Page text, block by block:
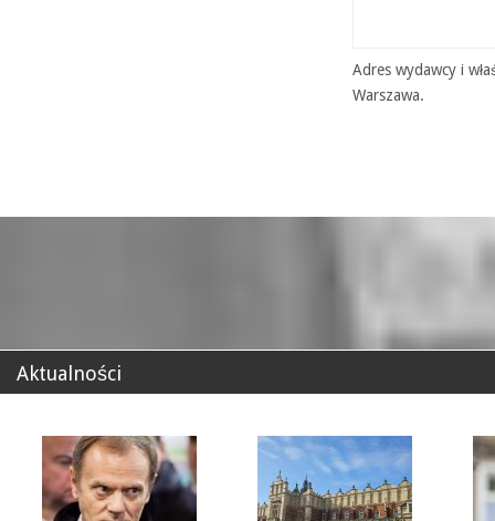
Adres wydawcy i
Warszawa.
Aktualności